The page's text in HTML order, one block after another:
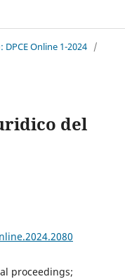
DPCE Online 1-2024 /
del
proceedings;